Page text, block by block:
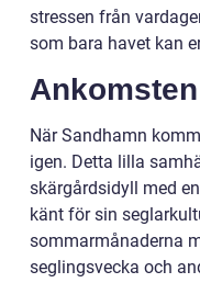
stressen från
som bara havet kan
När Sandhamn
igen. Detta lilla
skärgårdsidyll med
känt för sin
sommarmånaderna
seglingsvecka och